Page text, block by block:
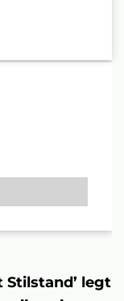
Stilstand’ legt